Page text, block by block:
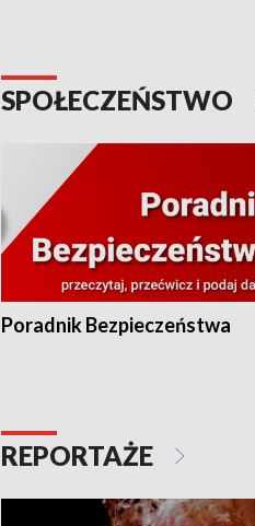
SPOŁECZEŃSTWO
Poradnik Bezpieczeństwa
REPORTAŻE